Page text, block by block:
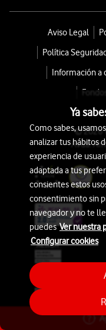
Aviso Legal
Política
Información a
© 2026
Avda.
Ya
Como sabes,
analizar tus hábitos
experiencia de
adaptada a tus
consientes estos
consentimiento sin
navegador y no te
puedesVer nuestra
Configurar cookies